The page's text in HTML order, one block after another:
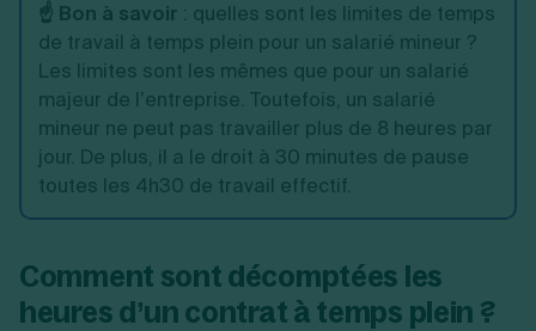
☝️ Bon à savoir : quelles sont les limites de temps
de travail à temps plein pour un salarié mineur ?
Les limites sont les mêmes que pour un salarié
majeur de l’entreprise. Toutefois, un salarié
mineur ne peut pas travailler plus de 8 heures par
jour. De plus, il a le droit à 30 minutes de pause
toutes les 4h30 de travail effectif.
Comment sont décomptées les
heures d’un contrat à temps plein ?